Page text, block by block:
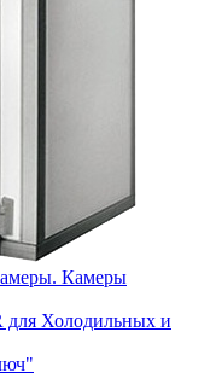
Камеры
Холодильных и